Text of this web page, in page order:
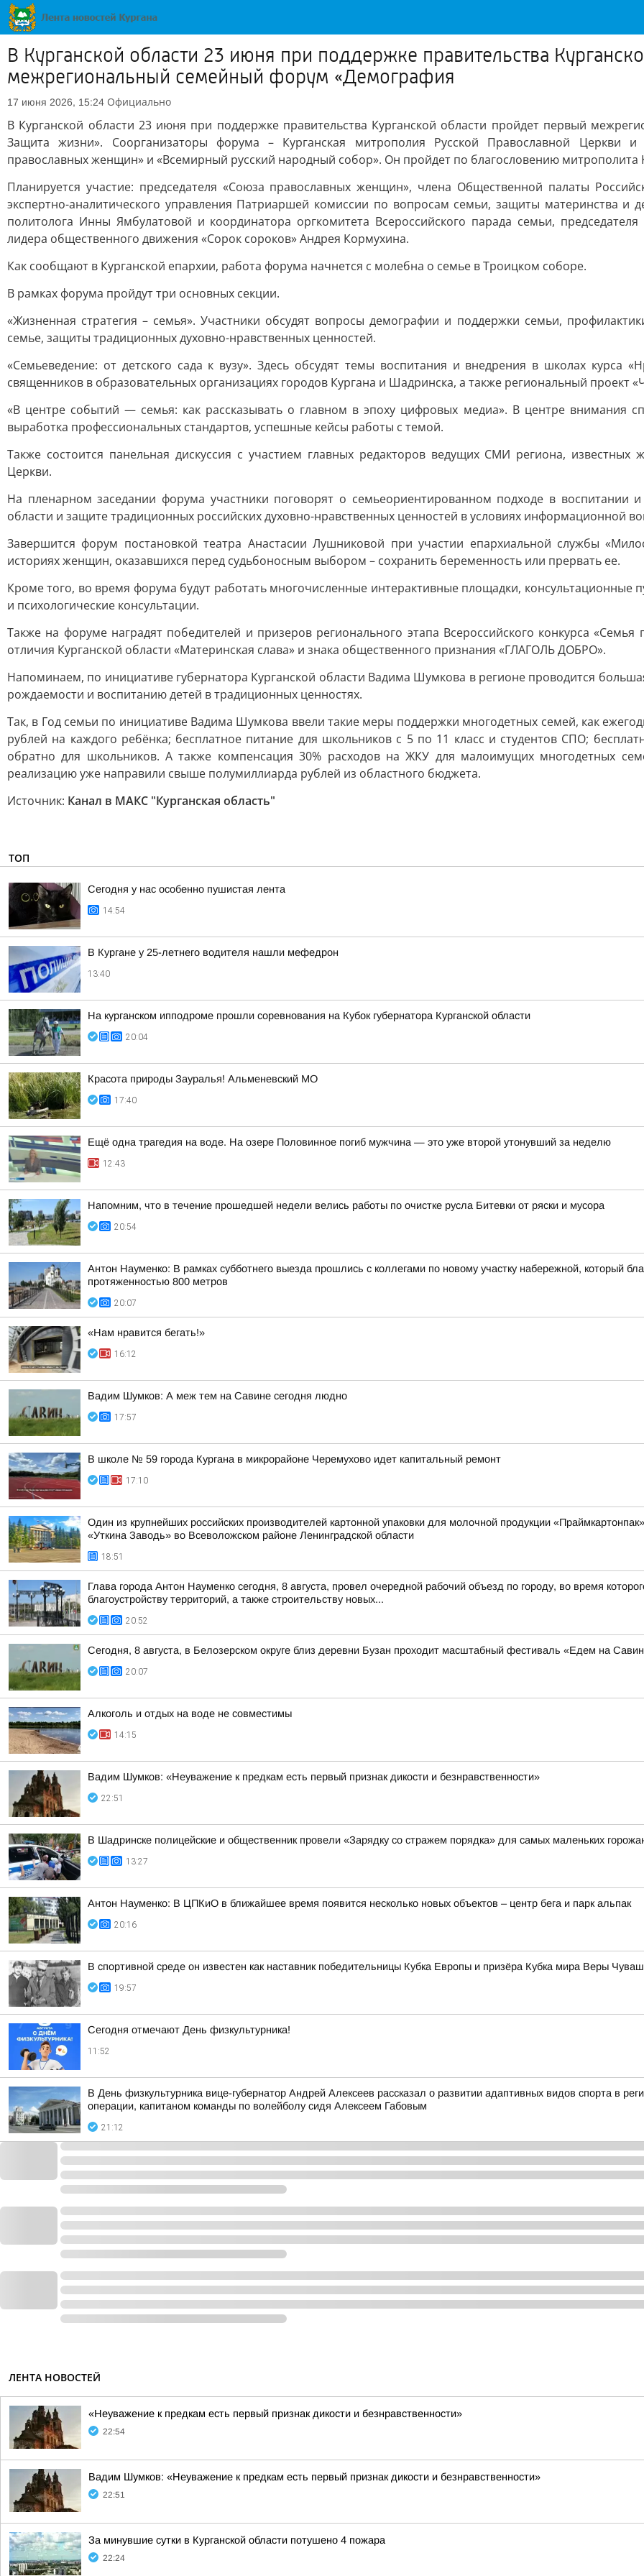
В Курганской области 23 июня при поддержке правительства
межрегиональный семейный форум «Демография
17 июня 2026, 15:24 Официально
В Курганской области 23 июня при поддержке правительства Курганской области пройдет первый
Защита жизни». Соорганизаторы форума – Курганская митрополия Русской Православной Церкви
православных женщин» и «Всемирный русский народный собор». Он пройдет по благословению митрополита
Планируется участие: председателя «Союза православных женщин», члена Общественной палаты
экспертно-аналитического управления Патриаршей комиссии по вопросам семьи, защиты материнства и
политолога Инны Ямбулатовой и координатора оргкомитета Всероссийского парада семьи,
лидера общественного движения «Сорок сороков» Андрея Кормухина.
Как сообщают в Курганской епархии, работа форума начнется с молебна о семье в Троицком соборе.
В рамках форума пройдут три основных секции.
«Жизненная стратегия – семья». Участники обсудят вопросы демографии и поддержки семьи,
семье, защиты традиционных духовно-нравственных ценностей.
«Семьеведение: от детского сада к вузу». Здесь обсудят темы воспитания и внедрения в школах курса
священников в образовательных организациях городов Кургана и Шадринска, а также региональный проект
«В центре событий — семья: как рассказывать о главном в эпоху цифровых медиа». В центре внимания
выработка профессиональных стандартов, успешные кейсы работы с темой.
Также состоится панельная дискуссия с участием главных редакторов ведущих СМИ региона, известных
Церкви.
На пленарном заседании форума участники поговорят о семьеориентированном подходе в воспитании
области и защите традиционных российских духовно-нравственных ценностей в условиях информационной
Завершится форум постановкой театра Анастасии Лушниковой при участии епархиальной службы
историях женщин, оказавшихся перед судьбоносным выбором – сохранить беременность или прервать ее.
Кроме того, во время форума будут работать многочисленные интерактивные площадки, консультационные
и психологические консультации.
Также на форуме наградят победителей и призеров регионального этапа Всероссийского конкурса
отличия Курганской области «Материнская слава» и знака общественного признания «ГЛАГОЛЬ ДОБРО».
Напоминаем, по инициативе губернатора Курганской области Вадима Шумкова в регионе проводится
рождаемости и воспитанию детей в традиционных ценностях.
Так, в Год семьи по инициативе Вадима Шумкова ввели такие меры поддержки многодетных семей, как
рублей на каждого ребёнка; бесплатное питание для школьников с 5 по 11 класс и студентов СПО;
обратно для школьников. А также компенсация 30% расходов на ЖКУ для малоимущих многодетных
реализацию уже направили свыше полумиллиарда рублей из областного бюджета.
Источник: Канал в МАКС "Курганская область"
ТОП
Сегодня у нас особенно пушистая лента
14:54
В Кургане у 25-летнего водителя нашли мефедрон
13:40
На курганском ипподроме прошли соревнования на Кубок губернатора Курганской области
20:04
Красота природы Зауралья! Альменевский МО
17:40
Ещё одна трагедия на воде. На озере Половинное погиб мужчина — это уже второй утонувший за неделю
12:43
Напомним, что в течение прошедшей недели велись работы по очистке русла Битевки от ряски и мусора
20:54
Антон Науменко: В рамках субботнего выезда прошлись с коллегами по новому участку набережной, который
протяженностью 800 метров
20:07
«Нам нравится бегать!»
16:12
Вадим Шумков: А меж тем на Савине сегодня людно
17:57
В школе № 59 города Кургана в микрорайоне Черемухово идет капитальный ремонт
17:10
Один из крупнейших российских производителей картонной упаковки для молочной продукции
«Уткина Заводь» во Всеволожском районе Ленинградской области
18:51
Глава города Антон Науменко сегодня, 8 августа, провел очередной рабочий объезд по городу, во время
благоустройству территорий, а также строительству новых...
20:52
Сегодня, 8 августа, в Белозерском округе близ деревни Бузан проходит масштабный фестиваль «Едем на
20:07
Алкоголь и отдых на воде не совместимы
14:15
Вадим Шумков: «Неуважение к предкам есть первый признак дикости и безнравственности»
22:51
В Шадринске полицейские и общественник провели «Зарядку со стражем порядка» для самых маленьких
13:27
Антон Науменко: В ЦПКиО в ближайшее время появится несколько новых объектов – центр бега и парк альпак
20:16
В спортивной среде он известен как наставник победительницы Кубка Европы и призёра Кубка мира Веры
19:57
Сегодня отмечают День физкультурника!
11:52
В День физкультурника вице-губернатор Андрей Алексеев рассказал о развитии адаптивных видов спорта в
операции, капитаном команды по волейболу сидя Алексеем Габовым
21:12
ЛЕНТА НОВОСТЕЙ
«Неуважение к предкам есть первый признак дикости и безнравственности»
22:54
Вадим Шумков: «Неуважение к предкам есть первый признак дикости и безнравственности»
22:51
За минувшие сутки в Курганской области потушено 4 пожара
22:24